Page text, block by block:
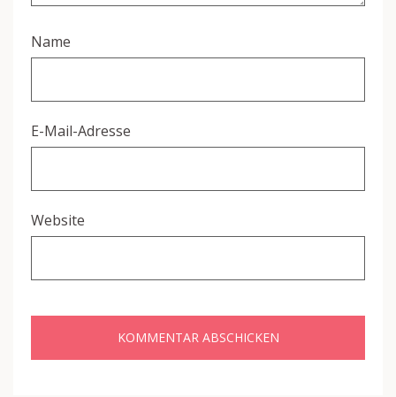
Name
E-Mail-Adresse
Website